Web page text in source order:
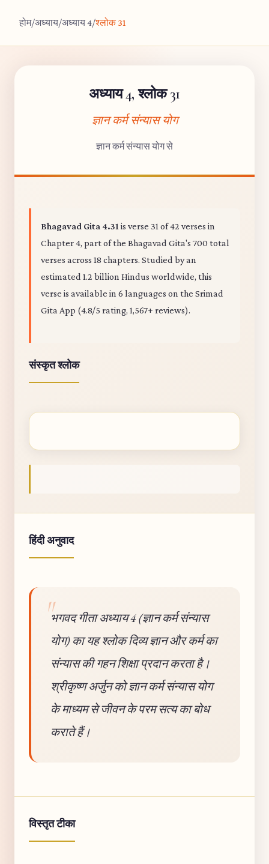
होम/अध्याय/अध्याय 4/श्लोक 31
अध्याय 4, श्लोक 31
ज्ञान कर्म संन्यास योग
ज्ञान कर्म संन्यास योग से
Bhagavad Gita 4.31 is verse 31 of 42 verses in
Chapter 4, part of the Bhagavad Gita's 700 total
verses across 18 chapters. Studied by an
estimated 1.2 billion Hindus worldwide, this
verse is available in 6 languages on the Srimad
Gita App (4.8/5 rating, 1,567+ reviews).
संस्कृत श्लोक
हिंदी अनुवाद
भगवद गीता अध्याय 4 (ज्ञान कर्म संन्यास
योग) का यह श्लोक दिव्य ज्ञान और कर्म का
संन्यास की गहन शिक्षा प्रदान करता है।
श्रीकृष्ण अर्जुन को ज्ञान कर्म संन्यास योग
के माध्यम से जीवन के परम सत्य का बोध
कराते हैं।
विस्तृत टीका